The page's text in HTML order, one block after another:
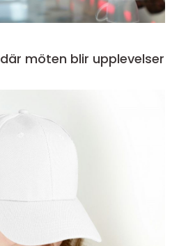
Konferens dalarna där möten blir upplevelser